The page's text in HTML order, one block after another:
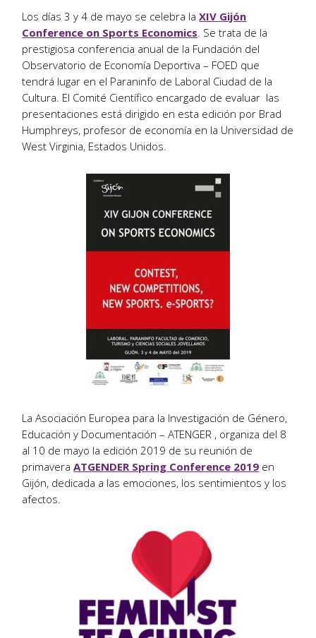
Los días 3 y 4 de mayo se celebra laXIV Gijón
Conference on Sports Economics . Se trata de la
prestigiosa conferencia anual de la Fundación del
Observatorio de Economía Deportiva – FOED que
tendrá lugar en el Paraninfo de Laboral Ciudad de la
Cultura. El Comité Científico encargado de evaluar las
presentaciones está dirigido en esta edición por Brad
Humphreys, profesor de economía en la Universidad de
West Virginia, Estados Unidos.
La Asociación Europea para la Investigación de Género,
Educación y Documentación – ATENGER , organiza del 8
al 10 de mayo la edición 2019 de su reunión de
primaveraATGENDER Spring Conference 2019 en
Gijón, dedicada a las emociones, los sentimientos y los
afectos.